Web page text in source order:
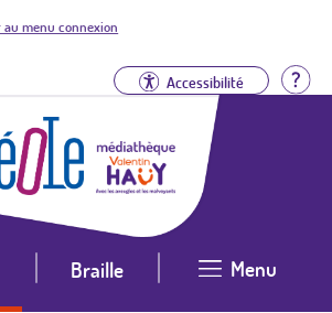
au menu connexion
Accessibilité
Braille Menu